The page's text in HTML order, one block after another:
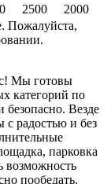
2500
2000
Пожалуйста,
Мы готовы
категорий по
безопасно. Везде
радостью и без
парковка
возможность
пообедать.